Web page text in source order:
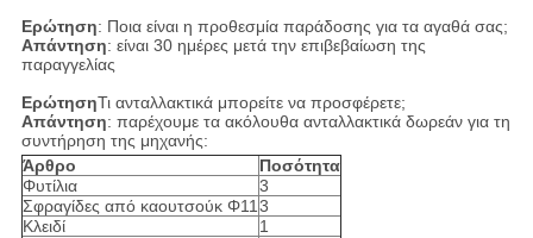
Ερώτηση: Ποια είναι η προθεσμία παράδοσης για τα αγαθά σας;
Απάντηση: είναι 30 ημέρες μετά την επιβεβαίωση της
παραγγελίας
ΕρώτησηΤι ανταλλακτικά μπορείτε να προσφέρετε;
Απάντηση: παρέχουμε τα ακόλουθα ανταλλακτικά δωρεάν για τη
συντήρηση της μηχανής:
Άρθρο
Ποσότητα
Φυτίλια
3
Σφραγίδες από καουτσούκ Φ113
Κλειδί
1